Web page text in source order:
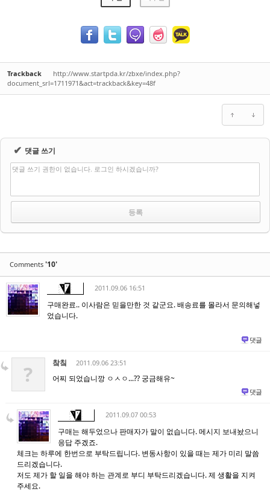
Trackback
http://www.startpda.kr/zbxe/index.php?
document_srl=1711971&act=trackback&key=48f
✔ 댓글 쓰기
댓글 쓰기 권한이 없습니다. 로그인 하시겠습니까?
Comments '10'
2011.09.06 16:51
구매완료.. 이사람은 믿을만한 것 같군요. 배송료를 몰라서 문의해넣
었습니다.
댓글
? 챀칰 2011.09.06 23:51
어찌 되었습니깡 ㅇㅅㅇ...?? 궁금해유~
댓글
2011.09.07 00:53
구매는 해두었으나 판매자가 말이 없습니다. 메시지 보내놨으니
응답 주겠죠.
체크는 하루에 한번으로 부탁드립니다. 변동사항이 있을 때는 제가 미리 말씀
드리겠습니다.
저도 제가 할 일을 해야 하는 관계로 부디 부탁드리겠습니다. 제 생활을 지켜
주세요.